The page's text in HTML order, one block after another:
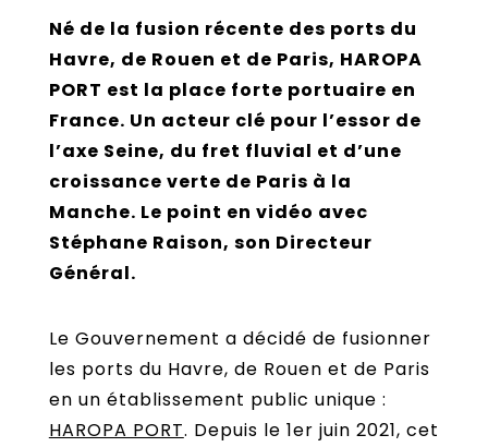
Né de la fusion récente des ports du
Havre, de Rouen et de Paris, HAROPA
PORT est la place forte portuaire en
France. Un acteur clé pour l’essor de
l’axe Seine, du fret fluvial et d’une
croissance verte de Paris à la
Manche. Le point en vidéo avec
Stéphane Raison, son Directeur
Général.
Le Gouvernement a décidé de fusionner
les ports du Havre, de Rouen et de Paris
en un établissement public unique :
HAROPA PORT. Depuis le 1er juin 2021, cet